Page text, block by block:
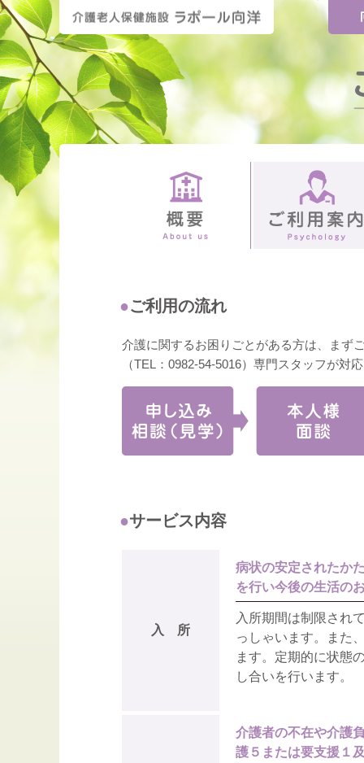
ご利用の流れ
介護に関するお困りごとがある方は、まず
（TEL：0982-54-5016）専門スタッフが
サービス内容
入 所
病状の安定されたか
を行い今後の生活の
入所期間は制限され
っしゃいます。また
ます。定期的に状態
し合いを行います。
介護者の不在や介護
護５または要支援１